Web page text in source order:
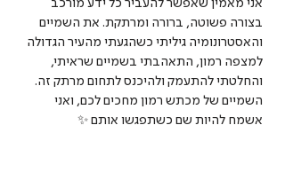
אני מאמין שאפשר להעביר כל ידע מורכב
בצורה פשוטה, ברורה ומרתקת. את השמיים
והאסטרונומיה גיליתי כשהגעתי מהעיר הגדולה
למצפה רמון, התאהבתי בשמיים שראיתי,
והחלטתי להתעמק ולהיכנס לתחום מרתק זה.
השמיים של מכתש רמון מחכים לכם, ואני
אשמח להיות שם כשתפגשו אותם ✨